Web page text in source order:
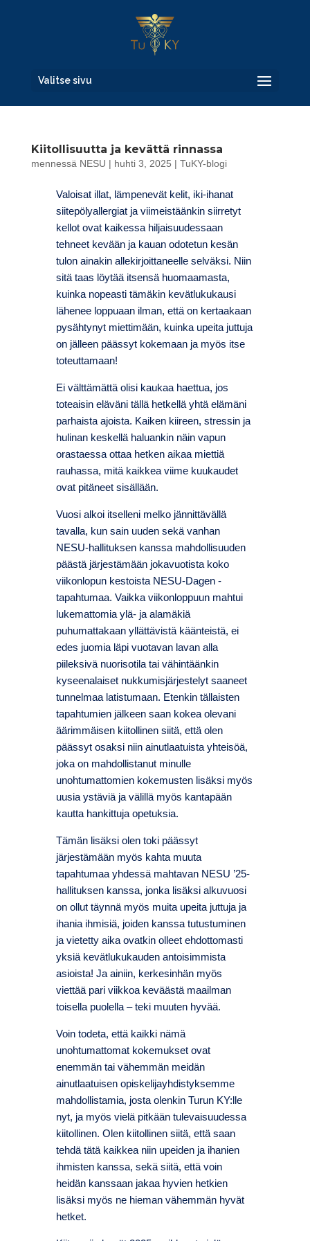
Valitse sivu
Kiitollisuutta ja kevättä rinnassa
mennessä NESU | huhti 3, 2025 | TuKY-blogi
Valoisat illat, lämpenevät kelit, iki-ihanat
siitepölyallergiat ja viimeistäänkin siirretyt
kellot ovat kaikessa hiljaisuudessaan
tehneet kevään ja kauan odotetun kesän
tulon ainakin allekirjoittaneelle selväksi. Niin
sitä taas löytää itsensä huomaamasta,
kuinka nopeasti tämäkin kevätlukukausi
lähenee loppuaan ilman, että on kertaakaan
pysähtynyt miettimään, kuinka upeita juttuja
on jälleen päässyt kokemaan ja myös itse
toteuttamaan!
Ei välttämättä olisi kaukaa haettua, jos
toteaisin eläväni tällä hetkellä yhtä elämäni
parhaista ajoista. Kaiken kiireen, stressin ja
hulinan keskellä haluankin näin vapun
orastaessa ottaa hetken aikaa miettiä
rauhassa, mitä kaikkea viime kuukaudet
ovat pitäneet sisällään.
Vuosi alkoi itselleni melko jännittävällä
tavalla, kun sain uuden sekä vanhan
NESU-hallituksen kanssa mahdollisuuden
päästä järjestämään jokavuotista koko
viikonlopun kestoista NESU-Dagen -
tapahtumaa. Vaikka viikonloppuun mahtui
lukemattomia ylä- ja alamäkiä
puhumattakaan yllättävistä käänteistä, ei
edes juomia läpi vuotavan lavan alla
piileksivä nuorisotila tai vähintäänkin
kyseenalaiset nukkumisjärjestelyt saaneet
tunnelmaa latistumaan. Etenkin tällaisten
tapahtumien jälkeen saan kokea olevani
äärimmäisen kiitollinen siitä, että olen
päässyt osaksi niin ainutlaatuista yhteisöä,
joka on mahdollistanut minulle
unohtumattomien kokemusten lisäksi myös
uusia ystäviä ja välillä myös kantapään
kautta hankittuja opetuksia.
Tämän lisäksi olen toki päässyt
järjestämään myös kahta muuta
tapahtumaa yhdessä mahtavan NESU ’25-
hallituksen kanssa, jonka lisäksi alkuvuosi
on ollut täynnä myös muita upeita juttuja ja
ihania ihmisiä, joiden kanssa tutustuminen
ja vietetty aika ovatkin olleet ehdottomasti
yksiä kevätlukukauden antoisimmista
asioista! Ja ainiin, kerkesinhän myös
viettää pari viikkoa keväästä maailman
toisella puolella – teki muuten hyvää.
Voin todeta, että kaikki nämä
unohtumattomat kokemukset ovat
enemmän tai vähemmän meidän
ainutlaatuisen opiskelijayhdistyksemme
mahdollistamia, josta olenkin Turun KY:lle
nyt, ja myös vielä pitkään tulevaisuudessa
kiitollinen. Olen kiitollinen siitä, että saan
tehdä tätä kaikkea niin upeiden ja ihanien
ihmisten kanssa, sekä siitä, että voin
heidän kanssaan jakaa hyvien hetkien
lisäksi myös ne hieman vähemmän hyvät
hetket.